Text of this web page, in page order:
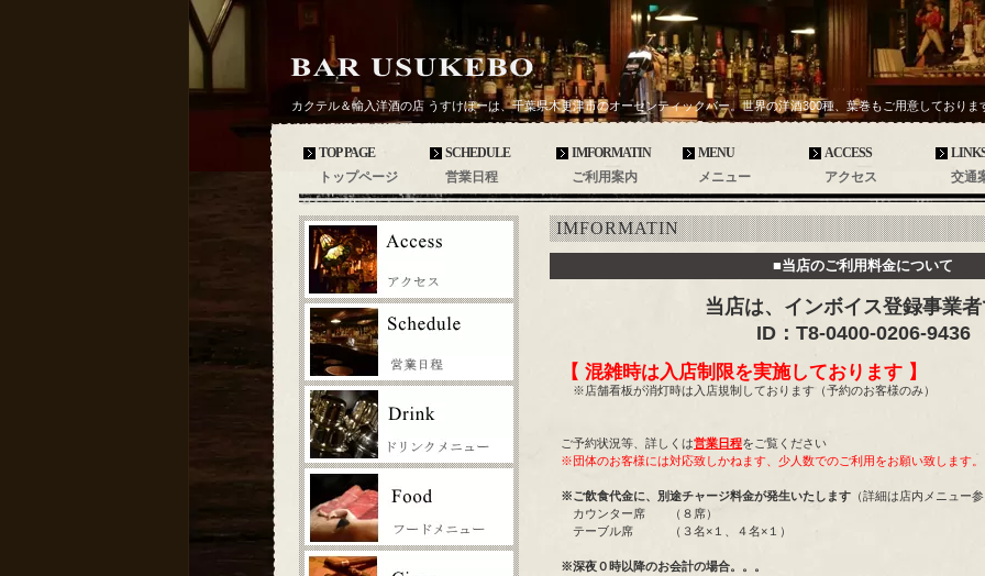
カクテル＆輸入洋酒の店 うすけぼーは、千葉県木更津市のオーセンティックバー。世界の洋酒300種、葉巻もご用意しておりま
IMFORMATIN
■当店のご利用料金について
当店は、インボイス登録事業
ID：T8-0400-0206-9436
【 混雑時は入店制限を実施しております 】
※店舗看板が消灯時は入店規制しております（予約のお客様のみ）
ご予約状況等、詳しくは営業日程をご覧ください
※団体のお客様には対応致しかねます、少人数でのご利用をお願い致します。
※ご飲食代金に、別途チャージ料金が発生いたします （詳細は店内メニュー
カウンター席 （８席）
テーブル席 （３名×１、４名×１）
※深夜０時以降のお会計の場合。。。
トップページ
TOP PAGE
営業日程
SCHEDULE
ご利用案内
IMFORMATIN
メニュー
MENU
アクセス
ACCESS
交通